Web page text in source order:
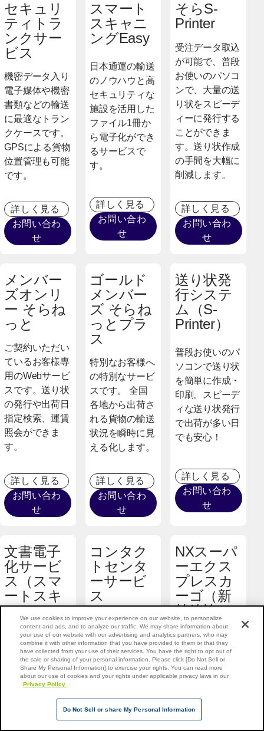
セキュリ
ティトラ
ンクサー
ビス
機密データ入り
電子媒体や機密
書類などの輸送
に最適なトラン
クケースです。
GPSによる貨物
位置管理も可能
です。
詳しく見る
お問い合わ
せ
スマート
スキャニ
ングEasy
日本通運の輸送
のノウハウと高
セキュリティな
施設を活用した
ファイル1冊か
ら電子化ができ
るサービスで
す。
詳しく見る
お問い合わ
せ
そらS-
Printer
受注データ取込
が可能で、普段
お使いのパソコ
ンで、大量の送
り状をスピーデ
ィーに発行する
ことができま
す。送り状作成
の手間を大幅に
削減します。
詳しく見る
お問い合わ
せ
メンバー
ズオンリ
ー そらね
っと
ご契約いただい
ているお客様専
用のWebサービ
スです。送り状
の発行や出荷日
指定検索、運賃
照会ができま
す。
詳しく見る
お問い合わ
せ
ゴールド
メンバー
ズ そらね
っとプラ
ス
特別なお客様へ
の特別なサービ
スです。 全国
各地から出荷さ
れる貨物の輸送
状況を瞬時に見
える化します。
詳しく見る
お問い合わ
せ
送り状発
行システ
ム（S-
Printer）
普段お使いのパ
ソコンで送り状
を簡単に作成・
印刷。スピーデ
ィな送り状発行
で出荷が多い日
でも安心！
詳しく見る
お問い合わ
せ
文書電子
化サービ
ス（スマ
ートスキ
ャニン
グ）
機密書類をスキ
するサービス。
万全のセキュリ
コンタク
トセンタ
ーサービ
ス
コールセンター
機能と輸送サー
お客様に最適。
専門スタッフが
業務拡張、効率
NXスーパ
ーエクス
プレスカ
ーゴ（新
幹線輸
送）
NXスーパーエ
クスプレスカー
ゴは、新幹線を
定時・環境配慮
型の貨物輸送サ
We use cookies to improve your experience on our website, to personalize
content and ads, and to analyze our traffic. We may share information about
your use of our website with our advertising and analytics partners, who may
combine it with other information that you have provided to them or that they
have collected from your use of their services. You have the right to opt out of
the sale or sharing of your personal information. Please click [Do Not Sell or
Share My Personal Information] to exercise your rights. You can read more
about our use of cookies and your rights under applicable privacy laws in our
Privacy Policy
Do Not Sell or share My Personal Information